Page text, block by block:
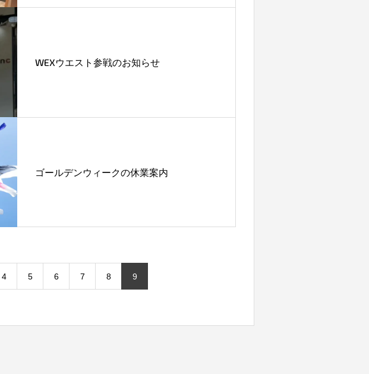
WEXウエスト参戦のお知らせ
ゴールデンウィークの休業案内
4 5 6 7 8 9